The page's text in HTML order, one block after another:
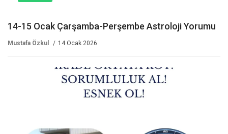
14-15 Ocak Çarşamba-Perşembe Astroloji Yorumu
Mustafa Özkul 14 Ocak 2026